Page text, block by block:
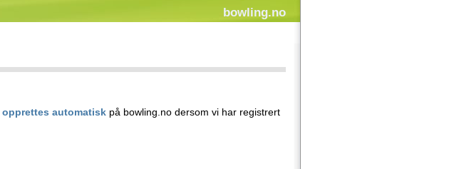
bowling.no
opprettes automatisk på bowling.no dersom vi har registrert